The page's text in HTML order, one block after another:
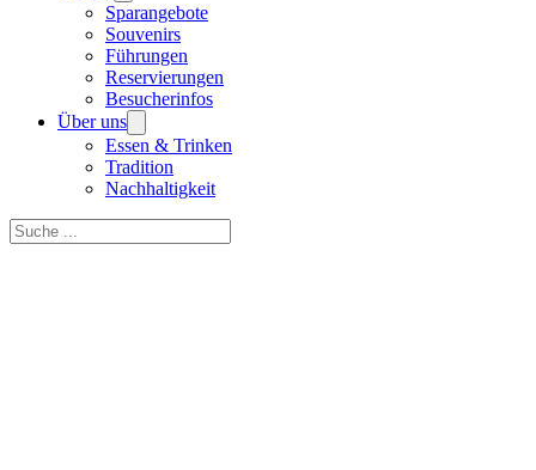
Sparangebote
Souvenirs
Führungen
Reservierungen
Besucherinfos
Über uns
Essen & Trinken
Tradition
Nachhaltigkeit
Suchen